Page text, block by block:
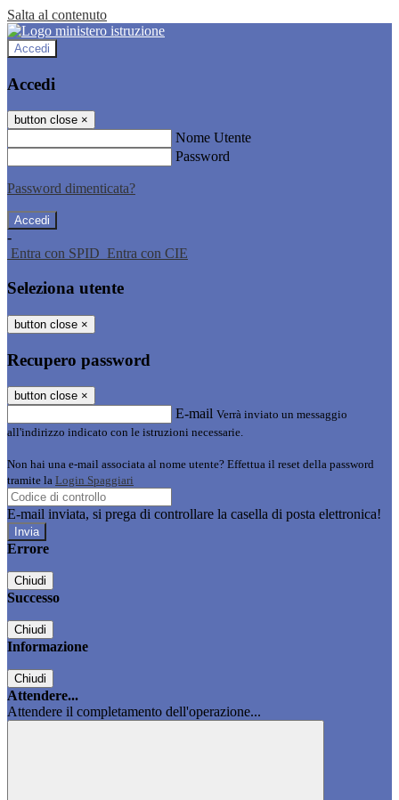
Salta al contenuto
Accedi
Accedi
button close ×
Nome Utente
Password
Password dimenticata?
-
Entra con SPID Entra con CIE
Seleziona utente
button close ×
Recupero password
button close ×
E-mail Verrà inviato un messaggio
all'indirizzo indicato con le istruzioni necessarie.
Non hai una e-mail associata al nome utente? Effettua il reset della password
tramite la Login Spaggiari
E-mail inviata, si prega di controllare la casella di posta elettronica!
Errore
Chiudi
Successo
Chiudi
Informazione
Chiudi
Attendere...
Attendere il completamento dell'operazione...